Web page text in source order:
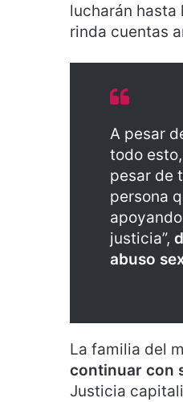
lucharán hasta
rinda cuentas
A pesar
todo
pesar de
persona
justicia”,
abuso
La familia del
continuar con
Justicia